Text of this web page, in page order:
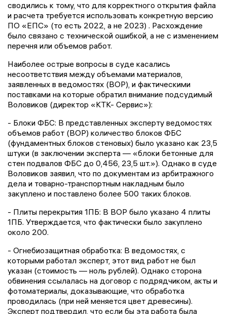
сводились к тому, что для корректного открытия файла
и расчета требуется использовать конкретную версию
ПО «ЕПС» (то есть 2022, а не 2023) . Расхождение
было связано с технической ошибкой, а не с изменением
перечня или объемов работ.
Наиболее острые вопросы в суде касались
несоответствия между объемами материалов,
заявленных в ведомостях (ВОР), и фактическими
поставками на которые обратил внимание подсудимый
Воловиков (директор «КТК- Сервис»):
- Блоки ФБС: В представленных эксперту ведомостях
объемов работ (ВОР) количество блоков ФБС
(фундаментных блоков стеновых) было указано как 23,5
штуки (в заключении эксперта — «блоки бетонные для
стен подвалов ФБС до 0,456, 23,5 шт.»). Однако в суде
Воловиков заявил, что по документам из арбитражного
дела и товарно-транспортным накладным было
закуплено и поставлено более 500 таких блоков.
- Плиты перекрытия 1ПБ: В ВОР было указано 4 плиты
1ПБ. Утверждается, что фактически было закуплено
около 200.
- Огнебиозащитная обработка: В ведомостях, с
которыми работал эксперт, этот вид работ не был
указан (стоимость — ноль рублей). Однако сторона
обвинения ссылалась на договор с подрядчиком, акты и
фотоматериалы, доказывающие, что обработка
проводилась (при ней меняется цвет древесины).
Эксперт подтвердил, что если бы эта работа была